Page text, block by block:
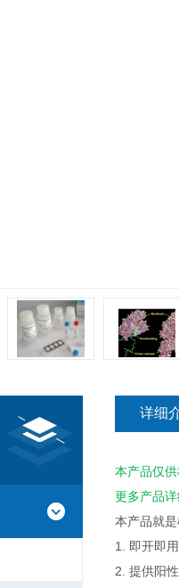
详细
本产品仅
更多产品
本产品就
1. 即开即
2. 提供阳